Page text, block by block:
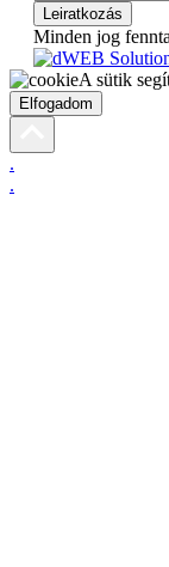
Leiratkozás
Minden jog
A sütik
Elfogadom
.
.